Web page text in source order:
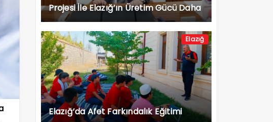
Projesi İle Elazığ’ın Üretim Gücü Daha
da Artacak”
Elazığ
Elazığ’da Afet Farkındalık Eğitimi